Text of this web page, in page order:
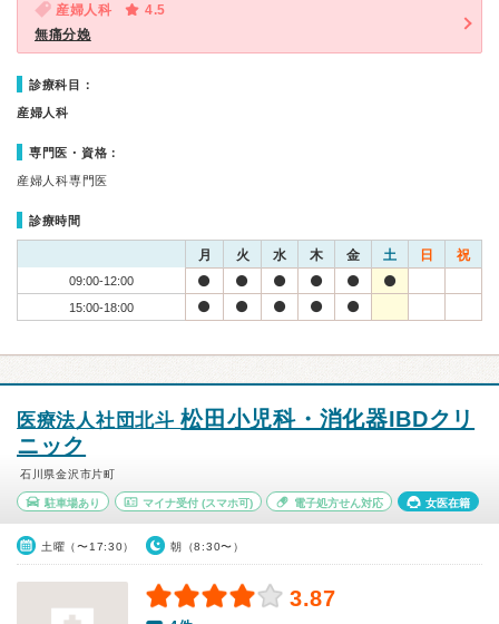
産婦人科
4.5
無痛分娩
診療科目：
産婦人科
専門医・資格：
産婦人科専門医
診療時間
月 火 水 木 金 土 日 祝
09:00-12:00
15:00-18:00
医療法人社団北斗松田小児科・消化器IBDクリ
ニック
石川県金沢市片町
駐車場あり マイナ受付(スマホ可) 電子処方せん対応 女医在籍
土曜（〜17:30） 朝（8:30〜）
3.87